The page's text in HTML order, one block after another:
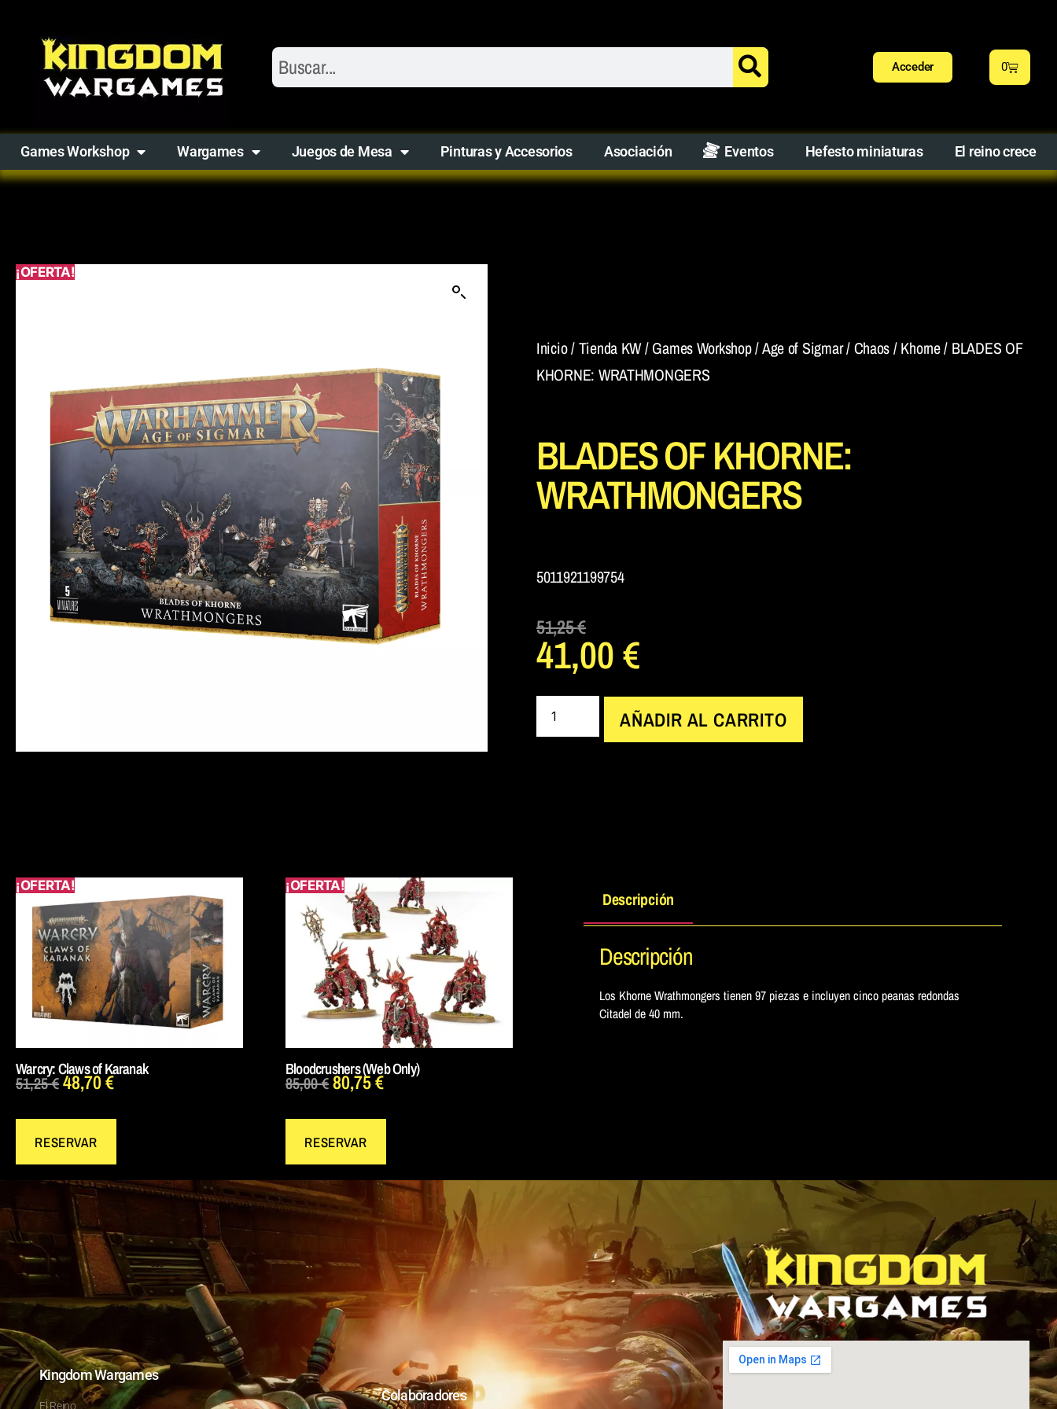
Acceder 0
Games Workshop Wargames Juegos de Mesa Pinturas y Accesorios Asociación Eventos Hefesto miniaturas El reino crece
¡OFERTA!
Inicio/Tienda KW/Games Workshop/Age of Sigmar/Chaos/Khorne/ BLADES OF
KHORNE: WRATHMONGERS
BLADES OF KHORNE:
WRATHMONGERS
5011921199754
51,25€
41,00€
AÑADIR AL CARRITO
¡OFERTA!
Warcry: Claws of Karanak
51,25€48,70€
RESERVAR
¡OFERTA!
Bloodcrushers (Web Only)
85,00€80,75€
RESERVAR
Descripción
Descripción
Los Khorne Wrathmongers tienen 97 piezas e incluyen cinco peanas redondas
Citadel de 40 mm.
Kingdom Wargames
El Reino
Colaboradores